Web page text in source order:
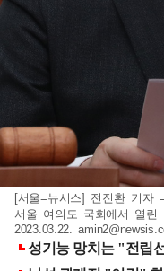
[서울=뉴시스] 전진환 기자
서울 여의도 국회에서 열린
2023.03.22.